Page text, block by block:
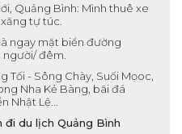
Quảng Bình: Mình thuê xe
tự túc.
ngay mặt biển đường
đêm.
Tối - Sông Chày, Suối Mọoc,
Nha Kẻ Bàng, bãi đá
Nhật Lệ...
đi du lịch Quảng Bình